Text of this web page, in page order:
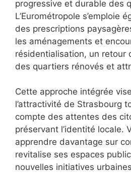
progressive et durable des
L’Eurométropole s’emploie
des prescriptions
les aménagements et
résidentialisation, un retour
des quartiers rénovés et
Cette approche intégrée
l’attractivité de Strasbourg
compte des attentes des
préservant l’identité locale.
apprendre davantage sur
revitalise ses espaces
nouvelles initiatives